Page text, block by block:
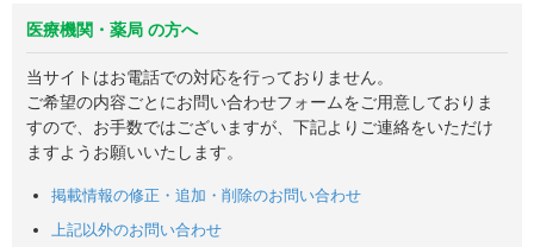
医療機関・薬局 の方へ
当サイトはお電話での対応を行っておりません。
ご希望の内容ごとにお問い合わせフォームをご用意しておりま
すので、お手数ではございますが、下記よりご連絡をいただけ
ますようお願いいたします。
掲載情報の修正・追加・削除のお問い合わせ
上記以外のお問い合わせ